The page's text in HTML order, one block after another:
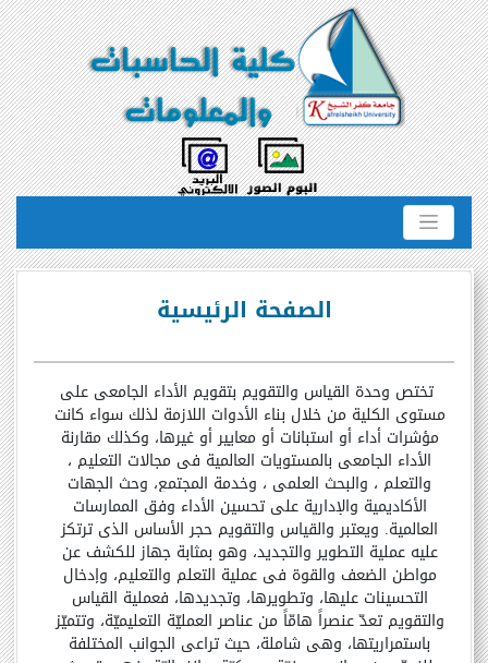
الصفحة الرئيسية
تختص وحدة القياس والتقويم بتقويم الأداء الجامعي على
مستوي الكلية من خلال بناء الأدوات اللازمة لذلك سواء كانت
مؤشرات أداء أو استبانات أو معايير أو غيرها، وكذلك مقارنة
الأداء الجامعي بالمستويات العالمية في مجالات التعليم ،
والتعلم ، والبحث العلمي ، وخدمة المجتمع، وحث الجهات
الأكاديمية والإدارية على تحسين الأداء وفق الممارسات
العالمية. ويعتبر والقياس والتقويم حجر الأساس الذي ترتكز
عليه عملية التطوير والتجديد، وهو بمثابة جهاز للكشف عن
مواطن الضعف والقوة في عملية التعلم والتعليم، وإدخال
التحسينات عليها، وتطويرها، وتجديدها، فعملية القياس
والتقويم تعدّ عنصراً هامّاً من عناصر العمليّة التعليميّة، وتتميّز
باستمراريتها، وهي شاملة، حيث تراعي الجوانب المختلفة